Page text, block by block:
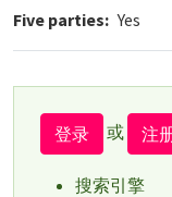
Five parties Yes
登录 或 注
搜索引擎